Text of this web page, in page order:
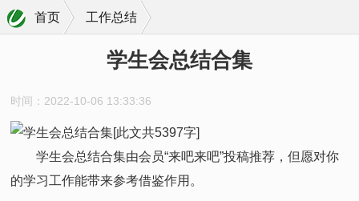
首页 工作总结
学生会总结合集
时间：2022-10-06 13:33:36
学生会总结合集由会员“来吧来吧”投稿推荐，但愿对你
的学习工作能带来参考借鉴作用。